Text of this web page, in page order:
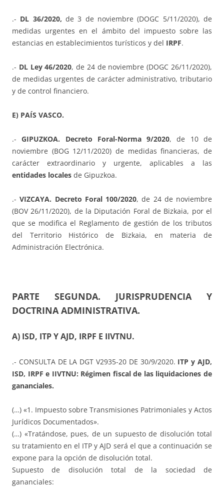
.- DL 36/2020, de 3 de noviembre (DOGC 5/11/2020), de
medidas urgentes en el ámbito del impuesto sobre las
estancias en establecimientos turísticos y del IRPF.
.- DL Ley 46/2020, de 24 de noviembre (DOGC 26/11/2020),
de medidas urgentes de carácter administrativo, tributario
y de control financiero.
E) PAÍS VASCO.
.-GIPUZKOA. Decreto Foral-Norma 9/2020, de 10 de
noviembre (BOG 12/11/2020) de medidas financieras, de
carácter extraordinario y urgente, aplicables a las
entidades locales de Gipuzkoa.
.-VIZCAYA. Decreto Foral 100/2020, de 24 de noviembre
(BOV 26/11/2020), de la Diputación Foral de Bizkaia, por el
que se modifica el Reglamento de gestión de los tributos
del Territorio Histórico de Bizkaia, en materia de
Administración Electrónica.
PARTE SEGUNDA. JURISPRUDENCIA Y
DOCTRINA ADMINISTRATIVA.
A) ISD, ITP Y AJD, IRPF E IIVTNU.
.- CONSULTA DE LA DGT V2935-20 DE 30/9/2020. ITP y AJD,
ISD, IRPF e IIVTNU: Régimen fiscal de las liquidaciones de
gananciales.
(…) «1. Impuesto sobre Transmisiones Patrimoniales y Actos
Jurídicos Documentados».
(…) «Tratándose, pues, de un supuesto de disolución total
su tratamiento en el ITP y AJD será el que a continuación se
expone para la opción de disolución total.
Supuesto de disolución total de la sociedad de
gananciales: